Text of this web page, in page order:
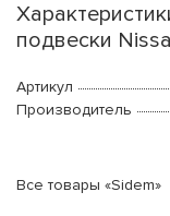
подвески
Артикул
Производитель
Все товары «Sidem»